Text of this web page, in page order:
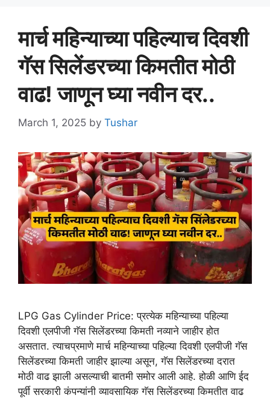
मार्च महिन्याच्या पहिल्याच दिवशी
गॅस सिलेंडरच्या किमतीत मोठी
वाढ! जाणून घ्या नवीन दर..
March 1, 2025 by Tushar
LPG Gas Cylinder Price: प्रत्येक महिन्याच्या पहिल्या
दिवशी एलपीजी गॅस सिलेंडरच्या किमती नव्याने जाहीर होत
असतात. त्याचप्रमाणे मार्च महिन्याच्या पहिल्या दिवशी एलपीजी गॅस
सिलेंडरच्या किमती जाहीर झाल्या असून, गॅस सिलेंडरच्या दरात
मोठी वाढ झाली असल्याची बातमी समोर आली आहे. होळी आणि ईद
पूर्वी सरकारी कंपन्यांनी व्यावसायिक गॅस सिलेंडरच्या किमतीत वाढ